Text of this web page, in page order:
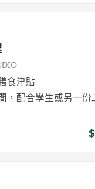
食津貼
，配合學生或另一份